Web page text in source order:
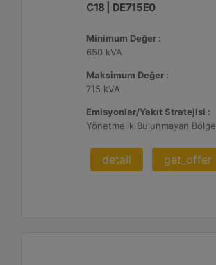
C18 | DE715E0
Minimum Değer :
650 kVA
Maksimum Değer :
715 kVA
Emisyonlar/Yakıt Stratejisi :
Yönetmelik Bulunmayan Bölge
detail get_offer